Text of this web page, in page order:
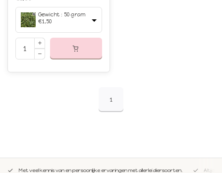
Gewicht : 50 gram
€1,50
1
Met veel kennis van en persoonlijke ervaringen met allerlei diersoorten. Altijd